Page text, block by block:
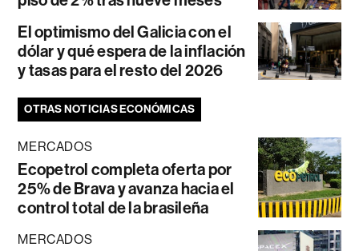
El optimismo del Galicia con el
dólar y qué espera de la inflación
y tasas para el resto del 2026
OTRAS NOTICIAS ECONÓMICAS
MERCADOS
Ecopetrol completa oferta por
25% de Brava y avanza hacia el
control total de la brasileña
MERCADOS